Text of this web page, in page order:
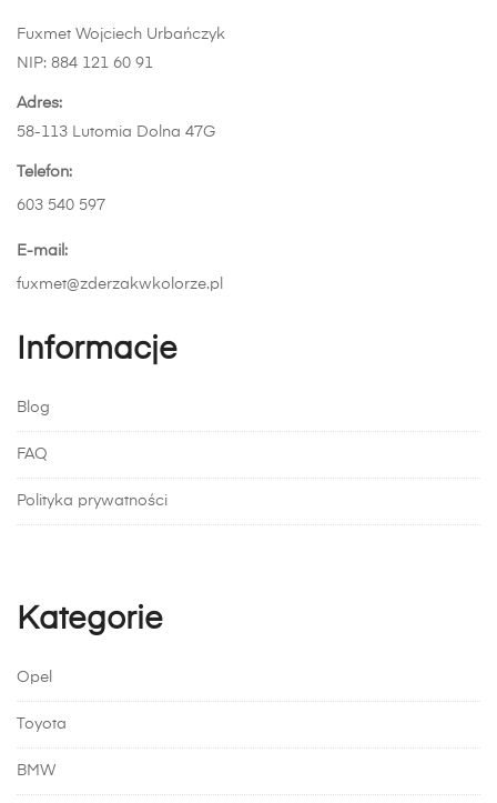
Fuxmet Wojciech Urbańczyk
NIP: 884 121 60 91
Adres:
58-113 Lutomia Dolna 47G
Telefon:
603 540 597
E-mail:
fuxmet@zderzakwkolorze.pl
Informacje
Blog
FAQ
Polityka prywatności
Kategorie
Opel
Toyota
BMW